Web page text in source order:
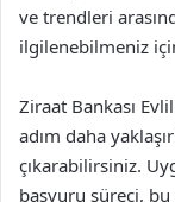
ve trendleri
ilgilenebilmeniz
Ziraat Bankası
adım daha
çıkarabilirsiniz.
başvuru süreci,